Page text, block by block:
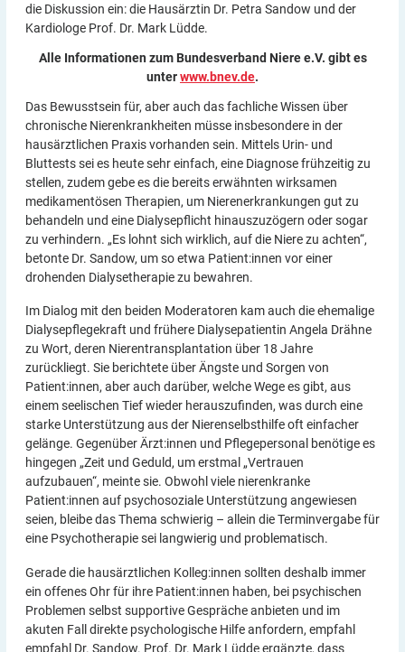
die Diskussion ein: die Hausärztin Dr. Petra Sandow und der
Kardiologe Prof. Dr. Mark Lüdde.
Alle Informationen zum Bundesverband Niere e.V. gibt es
unterwww.bnev.de.
Das Bewusstsein für, aber auch das fachliche Wissen über
chronische Nierenkrankheiten müsse insbesondere in der
hausärztlichen Praxis vorhanden sein. Mittels Urin- und
Bluttests sei es heute sehr einfach, eine Diagnose frühzeitig zu
stellen, zudem gebe es die bereits erwähnten wirksamen
medikamentösen Therapien, um Nierenerkrankungen gut zu
behandeln und eine Dialysepflicht hinauszuzögern oder sogar
zu verhindern. „Es lohnt sich wirklich, auf die Niere zu achten“,
betonte Dr. Sandow, um so etwa Patient:innen vor einer
drohenden Dialysetherapie zu bewahren.
Im Dialog mit den beiden Moderatoren kam auch die ehemalige
Dialysepflegekraft und frühere Dialysepatientin Angela Drähne
zu Wort, deren Nierentransplantation über 18 Jahre
zurückliegt. Sie berichtete über Ängste und Sorgen von
Patient:innen, aber auch darüber, welche Wege es gibt, aus
einem seelischen Tief wieder herauszufinden, was durch eine
starke Unterstützung aus der Nierenselbsthilfe oft einfacher
gelänge. Gegenüber Ärzt:innen und Pflegepersonal benötige es
hingegen „Zeit und Geduld, um erstmal „Vertrauen
aufzubauen“, meinte sie. Obwohl viele nierenkranke
Patient:innen auf psychosoziale Unterstützung angewiesen
seien, bleibe das Thema schwierig – allein die Terminvergabe für
eine Psychotherapie sei langwierig und problematisch.
Gerade die hausärztlichen Kolleg:innen sollten deshalb immer
ein offenes Ohr für ihre Patient:innen haben, bei psychischen
Problemen selbst supportive Gespräche anbieten und im
akuten Fall direkte psychologische Hilfe anfordern, empfahl
empfahl Dr. Sandow. Prof. Dr. Mark Lüdde ergänzte, dass